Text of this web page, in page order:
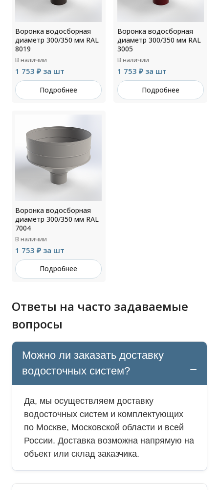
Воронка водосборная
диаметр 300/350 мм RAL
8019
В наличии
1 753 ₽ за шт
Подробнее
Воронка водосборная
диаметр 300/350 мм RAL
3005
В наличии
1 753 ₽ за шт
Подробнее
Воронка водосборная
диаметр 300/350 мм RAL
7004
В наличии
1 753 ₽ за шт
Подробнее
Ответы на часто задаваемые
вопросы
Можно ли заказать доставку
водосточных систем?
Да, мы осуществляем доставку
водосточных систем и комплектующих
по Москве, Московской области и всей
России. Доставка возможна напрямую на
объект или склад заказчика.